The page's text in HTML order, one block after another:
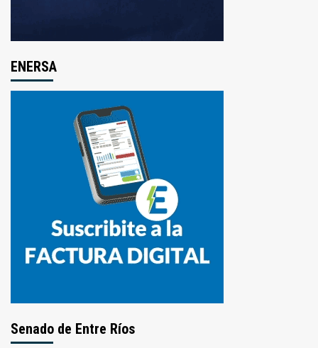
ENERSA
Senado de Entre Ríos